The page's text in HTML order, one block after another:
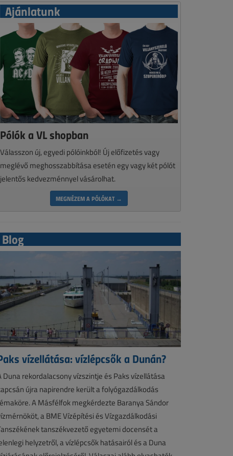
Ajánlatunk
Pólók a VL shopban
Válasszon új, egyedi pólóinkból! Új előfizetés vagy
meglévő meghosszabbítása esetén egy vagy két pólót
jelentős kedvezménnyel vásárolhat.
MEGNÉZEM A PÓLÓKAT →
Blog
vízellátása: vízlépcsők a Dunán?
Duna rekordalacsony vízszintje és Paks vízellátása
újra napirendre került a folyógazdálkodás
A Másfélfok megkérdezte Baranya Sándor
a BME Vízépítési és Vízgazdálkodási
tanszékvezető egyetemi docensét a
helyzetről, a vízlépcsők hatásairól és a Duna